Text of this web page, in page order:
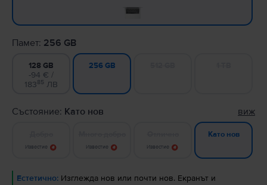
Памет: 256 GB
128 GB
-94 € /
18385 ЛВ
256 GB
Състояние: Като нов виж
Известие Известие Известие
Като нов
Естетично: Изглежда нов или почти нов. Екранът и